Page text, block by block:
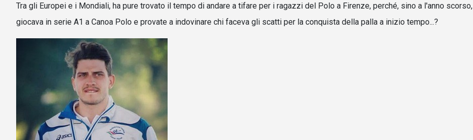
Tra gli Europei e i Mondiali, ha pure trovato il tempo di andare a tifare per i ragazzi del Polo a Firenze, perché, sino a l'anno scorso,
giocava in serie A1 a Canoa Polo e provate a indovinare chi faceva gli scatti per la conquista della palla a inizio tempo...?